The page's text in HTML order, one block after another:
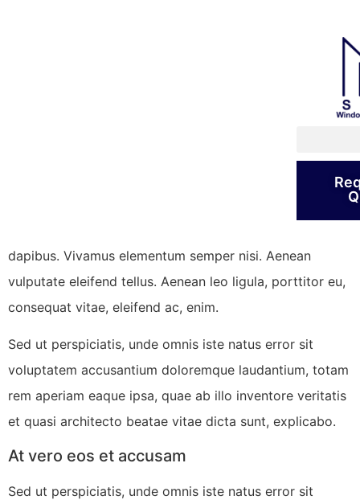
mi tincidunt. Sed eget viverra egestas nisi in consequat.
dapibus. Vivamus elementum semper nisi. Aenean
vulputate eleifend tellus. Aenean leo ligula, porttitor eu,
consequat vitae, eleifend ac, enim.
Sed ut perspiciatis, unde omnis iste natus error sit
voluptatem accusantium doloremque laudantium, totam
rem aperiam eaque ipsa, quae ab illo inventore veritatis
et quasi architecto beatae vitae dicta sunt, explicabo.
At vero eos et accusam
Sed ut perspiciatis, unde omnis iste natus error sit